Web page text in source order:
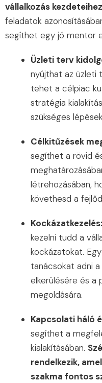
vállalkozás
feladatok
segíthet egy jó mentor
Üzleti terv
nyújthat az üzleti
tehet a célpiac
stratégia
szükséges
Célkitűzések
segíthet a rövid
létrehozásában,
követhesd a
Kockázatkezelés:
kezelni tudd a
kockázatokat.
tanácsokat adni
elkerülésére és a
megoldására.
Kapcsolati háló
segíthet a
kialakításában.
rendelkezik,
szakma fontos